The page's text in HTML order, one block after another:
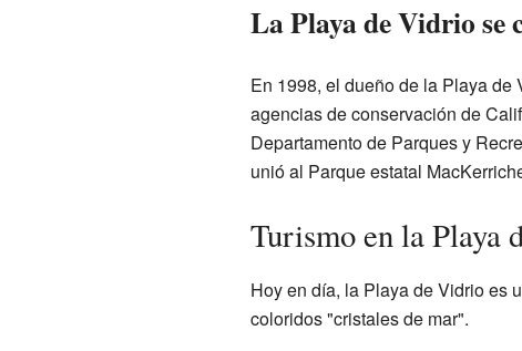
La Playa de Vidrio se
En 1998, el dueño de la Playa
agencias de conservación de
Departamento de Parques y
unió al Parque estatal
Turismo en la Playa
Hoy en día, la Playa de Vidrio es
coloridos "cristales de mar".